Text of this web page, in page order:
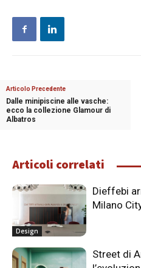
Articolo Precedente
Dalle minipiscine alle vasche:
ecco la collezione Glamour di
Albatros
Articoli correlati
Design
Dieffebi
Milano
Street di